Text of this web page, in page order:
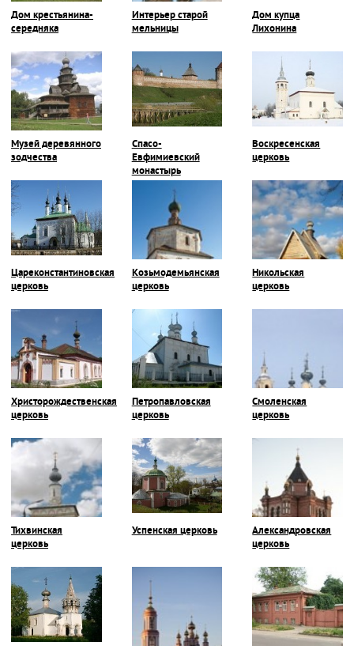
Дом крестьянина-
середняка
Интерьер старой
мельницы
Дом купца
Лихонина
Музей деревянного
зодчества
Спасо-
Евфимиевский
монастырь
Воскресенская
церковь
Цареконстантиновская
церковь
Козьмодемьянская
церковь
Никольская
церковь
Христорождественская
церковь
Петропавловская
церковь
Смоленская
церковь
Тихвинская
церковь
Успенская церковь
Александровская
церковь